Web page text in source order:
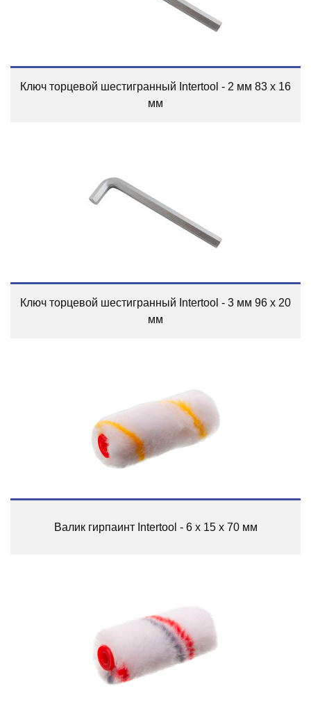
Ключ торцевой шестигранный Intertool - 2 мм 83 х 16
мм
Ключ торцевой шестигранный Intertool - 3 мм 96 х 20
мм
Валик гирпаинт Intertool - 6 х 15 х 70 мм